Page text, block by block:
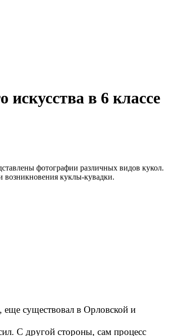
в 6 классе
фотографии различных видов кукол.
возникновения куклы-кувадки.
существовал в Орловской и
С другой стороны, сам процесс